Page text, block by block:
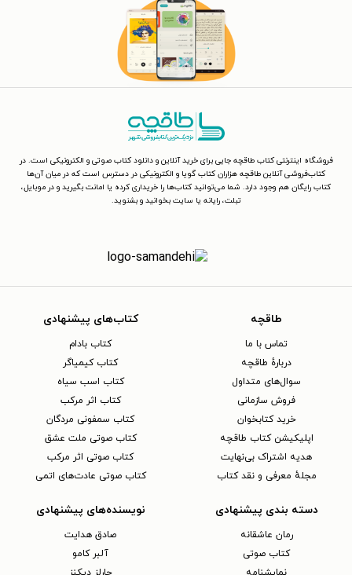
فروشگاه اینترنتی کتاب طاقچه جایی برای خرید آنلاین و دانلود کتاب صوتی و الکترونیکی است. در
کتاب‌فروشی آنلاین طاقچه هزاران کتاب گویا و الکترونیکی در دسترس است که در میان آن‌ها
کتاب رایگان هم وجود دارد. شما می‌توانید کتاب‌ها را خریداری کرده یا امانت بگیرید و در موبایل،
تبلت، رایانه یا سایت بخوانید و بشنوید.
طاقچه
تماس با ما
دربارهٔ طاقچه
سوال‌های متداول
فروش سازمانی
خرید کتابخوان
اپلیکیشن کتاب طاقچه
هدیه اشتراک بی‌نهایت
مجلهٔ معرفی و نقد کتاب
کتاب‌های پیشنهادی
کتاب بادام
کتاب کیمیاگر
کتاب اسب سیاه
کتاب اثر مرکب
کتاب سمفونی مردگان
کتاب صوتی ملت عشق
کتاب صوتی اثر مرکب
کتاب صوتی عادت‌های اتمی
دسته بندی پیشنهادی
رمان عاشقانه
کتاب‌ صوتی
نمایشنامه
نویسنده‌های پیشنهادی
صادق هدایت
آلبر کامو
چارلز دیکنز